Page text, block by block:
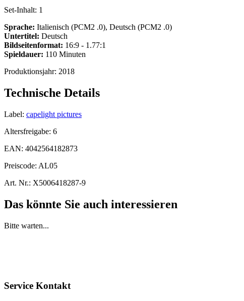
Set-Inhalt: 1
Sprache: Italienisch (PCM2 .0), Deutsch (PCM2 .0)
Untertitel: Deutsch
Bildseitenformat: 16:9 - 1.77:1
Spieldauer: 110 Minuten
Produktionsjahr: 2018
Technische Details
Label: capelight pictures
Altersfreigabe: 6
EAN: 4042564182873
Preiscode: AL05
Art. Nr.: X5006418287-9
Das könnte Sie auch interessieren
Bitte warten...
Service Kontakt